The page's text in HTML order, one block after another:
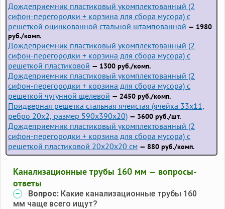
Дождеприемник пластиковый укомплектованный (2
сифон-перегородки + корзина для сбора мусора) с
решеткой оцинкованной стальной штампованной — 1980
руб./комп.
Дождеприемник пластиковый укомплектованный (2
сифон-перегородки + корзина для сбора мусора) с
решеткой пластиковой — 1300 руб./комп.
Дождеприемник пластиковый укомплектованный (2
сифон-перегородки + корзина для сбора мусора) с
решеткой чугунной щелевой — 2450 руб./комп.
Придверная решетка стальная ячеистая (ячейка 33x11,
ребро 20x2, размер 590x390x20) — 3600 руб./шт.
Дождеприемник пластиковый укомплектованный (2
сифон-перегородки + корзина для сбора мусора) с
решеткой пластиковой 20х20х20 см — 880 руб./комп.
Канализационные трубы 160 мм — вопросы-
ответы
Вопрос: Какие канализационные трубы 160
мм чаще всего ищут?